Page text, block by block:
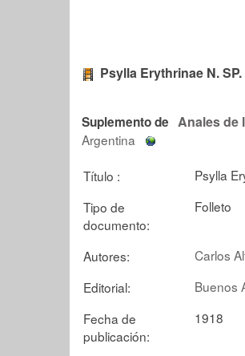
Psylla Erythrinae N.
Suplemento de Anales de
Argentina
Título :
Psylla
Tipo de
documento:
Folleto
Autores: Carlos
Editorial:
Buenos
Fecha de
publicación:
1918